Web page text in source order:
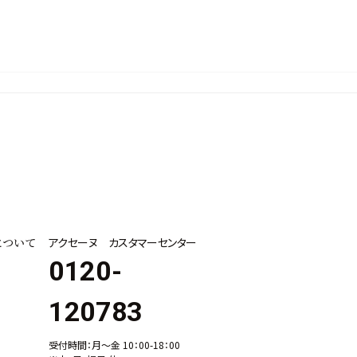
いて アクセーヌ カスタマーセンター
0120-
120783
受付時間：月～金 10：00-18：00